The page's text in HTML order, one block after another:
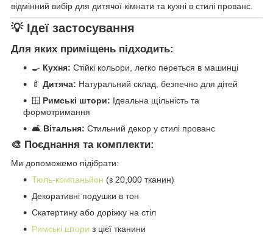
відмінний вибір для дитячої кімнати та кухні в стилі прованс.
💡 Ідеї застосування
Для яких приміщень підходить:
🍳 Кухня: Стійкі кольори, легко переться в машинці
🍼 Дитяча: Натуральний склад, безпечно для дітей
🪟 Римські штори: Ідеальна щільність та
формотримання
🛋️ Вітальня: Стильний декор у стилі прованс
🎨 Поєднання та комплекти:
Ми допоможемо підібрати:
Тюль-компаньйон (з 20,000 тканин)
Декоративні подушки в тон
Скатертину або доріжку на стіл
Римські штори з цієї тканини